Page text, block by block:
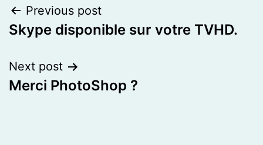
Post
navigation
Previous post
Skype disponible sur votre TVHD.
Next post
Merci PhotoShop ?